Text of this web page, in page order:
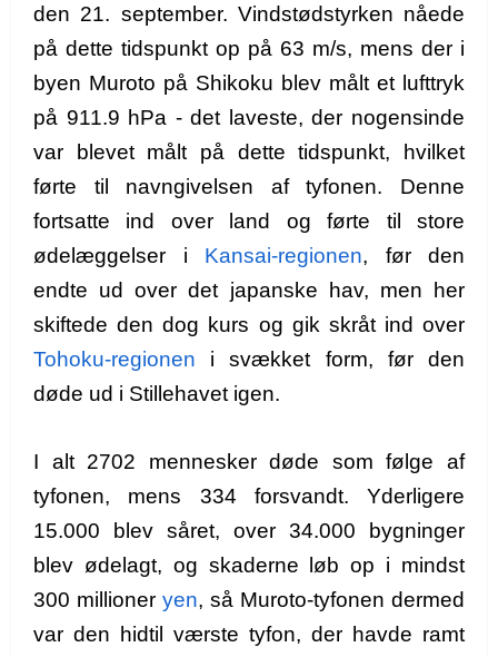
den 21. september. Vindstødstyrken nåede
på dette tidspunkt op på 63 m/s, mens der i
byen Muroto på Shikoku blev målt et lufttryk
på 911.9 hPa - det laveste, der nogensinde
var blevet målt på dette tidspunkt, hvilket
førte til navngivelsen af tyfonen. Denne
fortsatte ind over land og førte til store
ødelæggelser i Kansai-regionen, før den
endte ud over det japanske hav, men her
skiftede den dog kurs og gik skråt ind over
Tohoku-regionen i svækket form, før den
døde ud i Stillehavet igen.
I alt 2702 mennesker døde som følge af
tyfonen, mens 334 forsvandt. Yderligere
15.000 blev såret, over 34.000 bygninger
blev ødelagt, og skaderne løb op i mindst
300 millioner yen, så Muroto-tyfonen dermed
var den hidtil værste tyfon, der havde ramt